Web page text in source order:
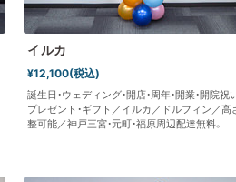
イルカ
¥12,100(税込)
誕生日・ウェディング・開店・周年・開業・開院祝
プレゼント・ギフト／イルカ／ドルフィン／高
整可能／神戸三宮・元町・福原周辺配達無料。